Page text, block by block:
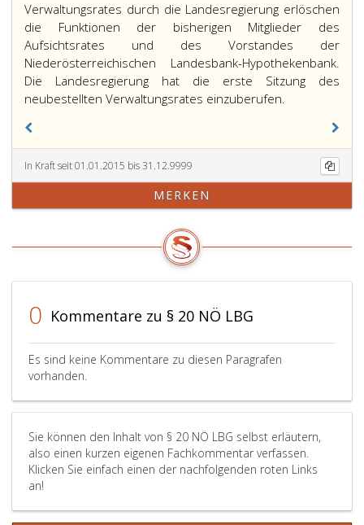
Verwaltungsrates durch die Landesregierung erlöschen
die Funktionen der bisherigen Mitglieder des
Aufsichtsrates und des Vorstandes der
Niederösterreichischen Landesbank-Hypothekenbank.
Die Landesregierung hat die erste Sitzung des
neubestellten Verwaltungsrates einzuberufen.
In Kraft seit 01.01.2015 bis 31.12.9999
MERKEN
0 Kommentare zu § 20 NÖ LBG
Es sind keine Kommentare zu diesen Paragrafen
vorhanden.
Sie können den Inhalt von § 20 NÖ LBG selbst erläutern,
also einen kurzen eigenen Fachkommentar verfassen.
Klicken Sie einfach einen der nachfolgenden roten Links
an!